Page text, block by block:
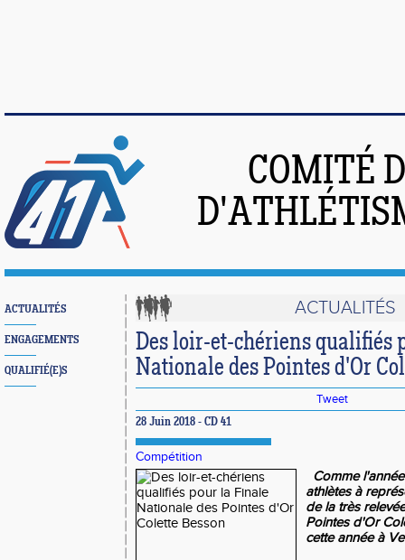
COMITÉ
ACTUALITÉS
ENGAGEMENTS
QUALIFIÉ(E)S
ACTUALITÉS
Des loir-et-chériens qualifiés
Nationale des Pointes d'Or
Tweet
28 Juin 2018 - CD 41
Compétition
Comme
athlètes à
de la très
Pointes d'Or
cette année à